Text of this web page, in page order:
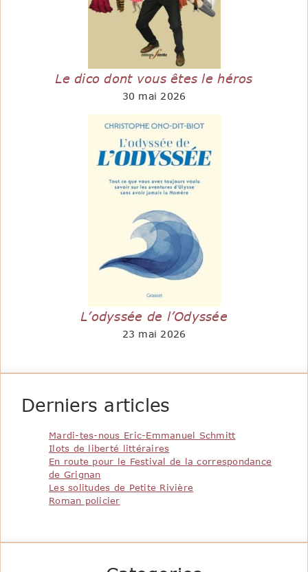
Le dico dont vous êtes le héros
30 mai 2026
L’odyssée de l’Odyssée
23 mai 2026
Derniers articles
Mardi-tes-nous Eric-Emmanuel Schmitt
Ilots de liberté littéraires
En route pour le Festival de la correspondance
de Grignan
Les solitudes de Petite Rivière
Roman policier